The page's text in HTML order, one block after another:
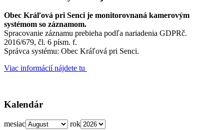
Obec Kráľová pri Senci je monitorovnaná kamerovým
systémom so záznamom.
Spracovanie záznamu prebieha podľa nariadenia GDPRč.
2016/679, čl. 6 písm. f.
Správca systému: Obec Kráľová pri Senci.
Viac informácií nájdete tu
Kalendár
mesiac rok